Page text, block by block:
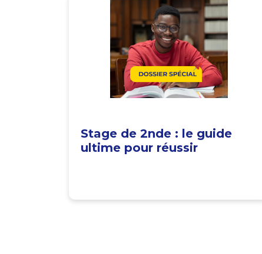
Stage de 2nde : le guide
ultime pour réussir